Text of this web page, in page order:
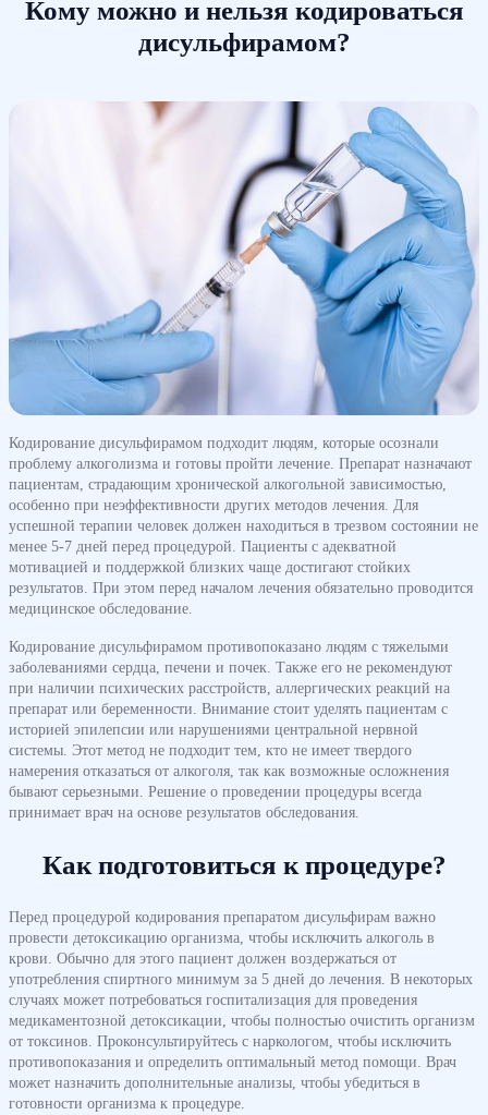
Кому можно и нельзя кодироваться
дисульфирамом?
Кодирование дисульфирамом подходит людям, которые осознали
проблему алкоголизма и готовы пройти лечение. Препарат назначают
пациентам, страдающим хронической алкогольной зависимостью,
особенно при неэффективности других методов лечения. Для
успешной терапии человек должен находиться в трезвом состоянии не
менее 5-7 дней перед процедурой. Пациенты с адекватной
мотивацией и поддержкой близких чаще достигают стойких
результатов. При этом перед началом лечения обязательно проводится
медицинское обследование.
Кодирование дисульфирамом противопоказано людям с тяжелыми
заболеваниями сердца, печени и почек. Также его не рекомендуют
при наличии психических расстройств, аллергических реакций на
препарат или беременности. Внимание стоит уделять пациентам с
историей эпилепсии или нарушениями центральной нервной
системы. Этот метод не подходит тем, кто не имеет твердого
намерения отказаться от алкоголя, так как возможные осложнения
бывают серьезными. Решение о проведении процедуры всегда
принимает врач на основе результатов обследования.
Как подготовиться к процедуре?
Перед процедурой кодирования препаратом дисульфирам важно
провести детоксикацию организма, чтобы исключить алкоголь в
крови. Обычно для этого пациент должен воздержаться от
употребления спиртного минимум за 5 дней до лечения. В некоторых
случаях может потребоваться госпитализация для проведения
медикаментозной детоксикации, чтобы полностью очистить организм
от токсинов. Проконсультируйтесь с наркологом, чтобы исключить
противопоказания и определить оптимальный метод помощи. Врач
может назначить дополнительные анализы, чтобы убедиться в
готовности организма к процедуре.